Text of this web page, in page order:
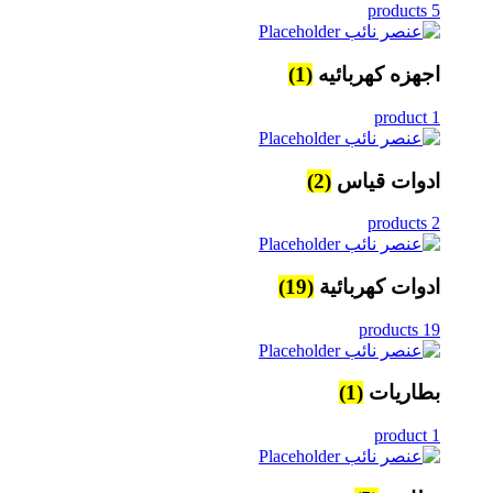
5 products
اجهزه كهربائيه (1)
1 product
ادوات قياس (2)
2 products
ادوات كهربائية (19)
19 products
بطاريات (1)
1 product